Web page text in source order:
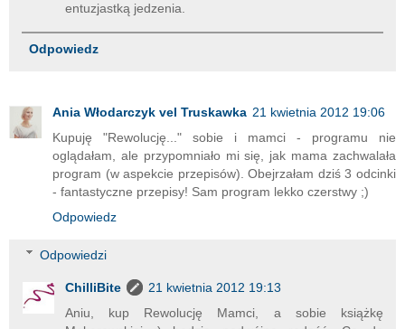
entuzjastką jedzenia.
Odpowiedz
Ania Włodarczyk vel Truskawka 21 kwietnia 2012 19:06
Kupuję "Rewolucję..." sobie i mamci - programu nie
oglądałam, ale przypomniało mi się, jak mama zachwalała
program (w aspekcie przepisów). Obejrzałam dziś 3 odcinki
- fantastyczne przepisy! Sam program lekko czerstwy ;)
Odpowiedz
Odpowiedzi
ChilliBite
21 kwietnia 2012 19:13
Aniu, kup Rewolucję Mamci, a sobie książkę